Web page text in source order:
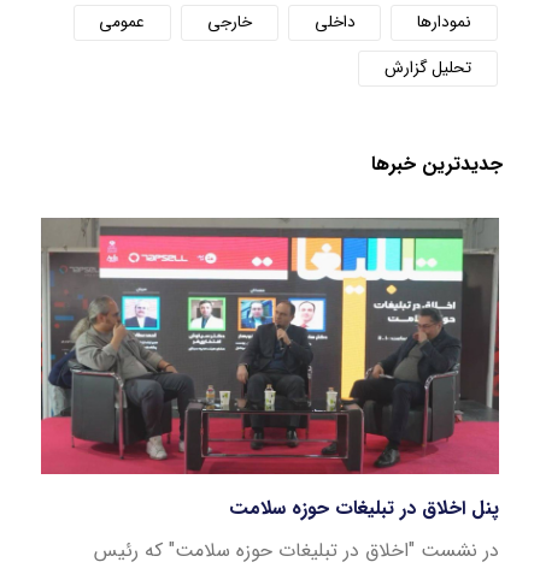
نمودارها داخلی خارجی
عمومی
تحلیل گزارش
جدید‌ترین خبر‌ها
پنل اخلاق در تبلیغات حوزه سلامت
در نشست "اخلاق در تبلیغات حوزه سلامت" که رئیس